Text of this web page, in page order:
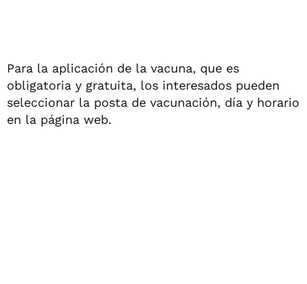
Para la aplicación de la vacuna, que es
obligatoria y gratuita, los interesados pueden
seleccionar la posta de vacunación, día y horario
en la página web.